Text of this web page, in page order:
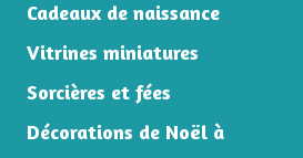
Cadeaux de naissance
Vitrines miniatures
Sorcières et fées
Décorations de Noël à